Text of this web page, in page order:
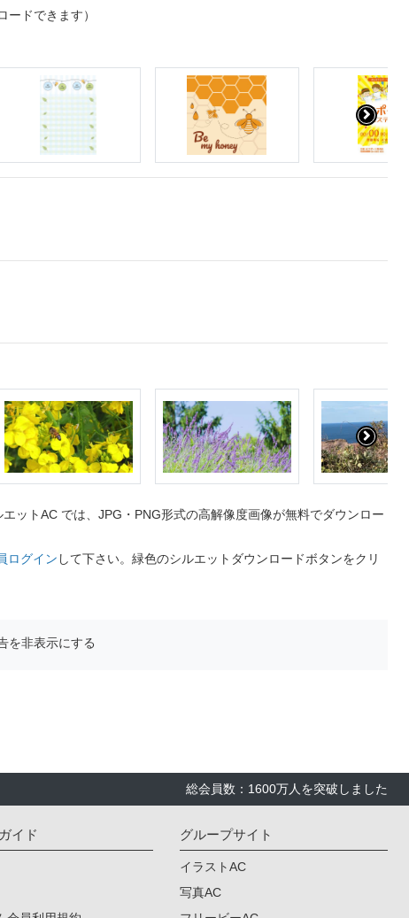
ードできます）
ットAC では、JPG・PNG形式の高解像度画像が無料でダウンロー
ログイン して下さい。緑色のシルエットダウンロードボタンをクリ
を非表示にする
総会員数：1600万人を突破しました
イド グループサイト
イラストAC
写真AC